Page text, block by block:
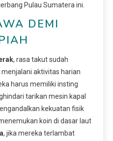
Pulau Sumatera ini.
DEMI
, rasa takut sudah
aktivitas harian
harus memiliki insting
tarikan mesin kapal
kekuatan fisik
koin di dasar laut
, jika mereka terlambat